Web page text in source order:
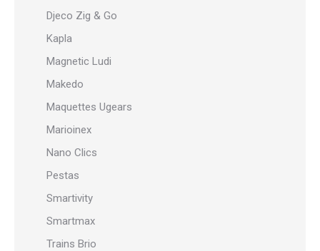
Djeco Zig & Go
Kapla
Magnetic Ludi
Makedo
Maquettes Ugears
Marioinex
Nano Clics
Pestas
Smartivity
Smartmax
Trains Brio